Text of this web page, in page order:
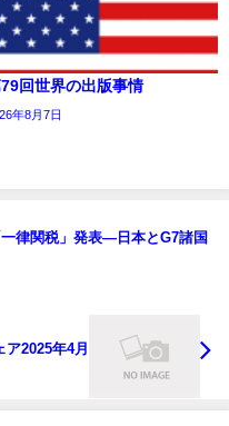
回世界の出版事情
年8月7日
一律関税」発表―日本とG7諸国
2025年4月